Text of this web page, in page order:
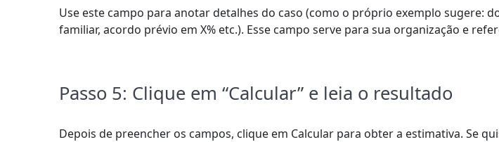
Use este campo para anotar detalhes do caso (como o próprio exemplo sugere:
familiar, acordo prévio em X% etc.). Esse campo serve para sua organização e
Passo 5: Clique em “Calcular” e leia o resultado
Depois de preencher os campos, clique em Calcular para obter a estimativa. Se